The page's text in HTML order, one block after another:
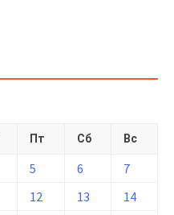
Пт Сб Вс
5 6
7
12 13
14